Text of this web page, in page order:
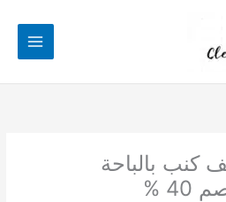
كنب بالباحة